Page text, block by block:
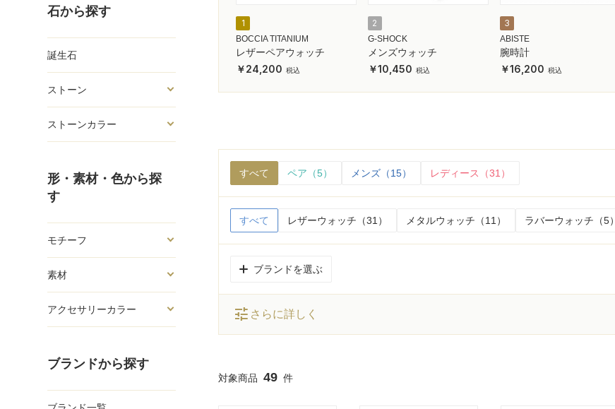
石から探す
誕生石
ストーン
ストーンカラー
形・素材・色から探
す
モチーフ
素材
アクセサリーカラー
ブランドから探す
1
BOCCIA TITANIUM
レザーペアウォッチ
24,200
2
G-SHOCK
メンズウォッチ
10,450
3
ABISTE
腕時計
16,200
すべて ペア（5） メンズ（15） レディース（31）
すべて レザーウォッチ（31） メタルウォッチ（11） ラバーウォッチ（5）
ブランドを選ぶ
tune さらに詳しく
49